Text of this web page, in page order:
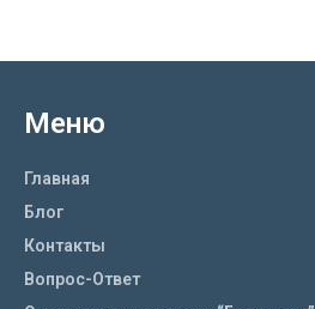
Меню
Главная
Блог
Контакты
Вопрос-Ответ